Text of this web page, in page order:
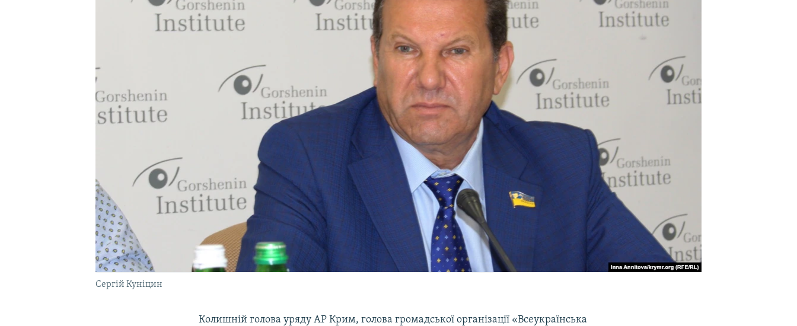
Сергій Куніцин
Колишній голова уряду АР Крим, голова громадської організації «Всеукраїнська